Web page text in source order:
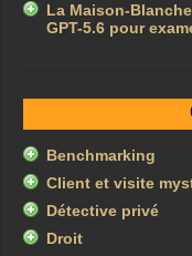
La Maison-
GPT-5.6 pour
Benchmarking
Client et visite
Détective privé
Droit